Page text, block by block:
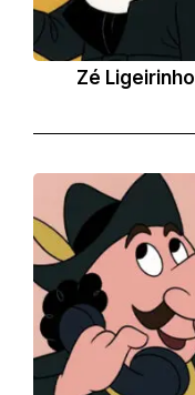
Zé Ligeirinho